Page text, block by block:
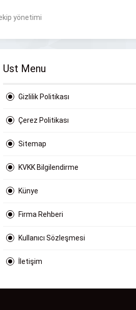
yönetimi
Ust Menu
Gizlilik Politikası
Çerez Politikası
Sitemap
KVKK Bilgilendirme
Künye
Firma Rehberi
Kullanıcı Sözleşmesi
İletişim